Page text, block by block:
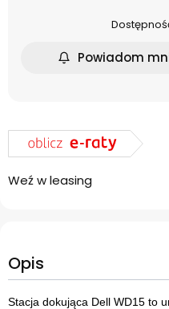
Powiadom
Weź w leasing
Opis
Stacja dokująca Dell WD15 to